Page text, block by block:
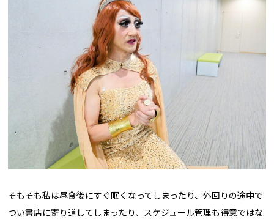
そもそも私は昼食後にすぐ眠くなってしまったり、外回りの途中で
つい書店に寄り道してしまったり、スケジュール管理も得意ではな